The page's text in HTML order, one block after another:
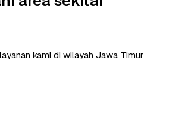
kami di wilayah Jawa Timur